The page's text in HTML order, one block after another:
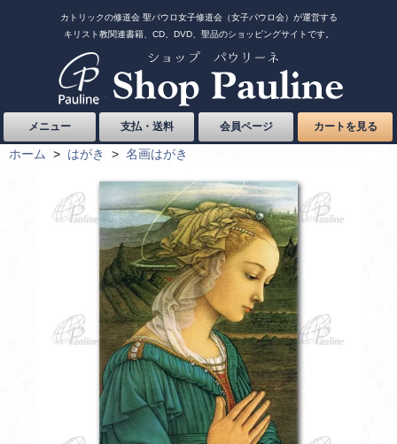
カトリックの修道会 聖パウロ女子修道会（女子パウロ会）が運営する
キリスト教関連書籍、CD、DVD、聖品のショッピングサイトです。
メニュー 支払・送料 会員ページ カートを見る
ホーム > はがき > 名画はがき